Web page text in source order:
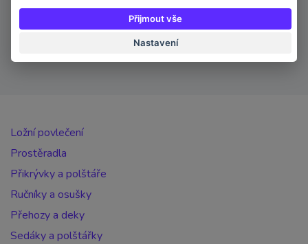
Kamenná prodejna
Ložní povlečení
Prostěradla
Přikrývky a polštáře
Ručníky a osušky
Přehozy a deky
Sedáky a polštářky
Přijmout vše
Nastavení